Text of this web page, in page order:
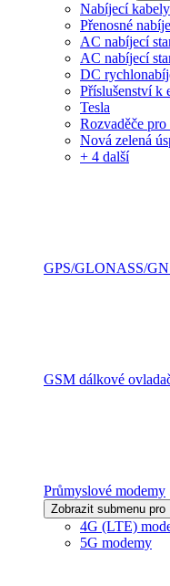
Nabíjecí
Přenosné
AC nabíjecí
AC nabíjecí
DC
Příslušenství k
Tesla
Rozvaděče
Nová zelená
+ 4 další
GPS/GLONASS/
GSM dálkové
Průmyslové modemy
Zobrazit submenu
4G (LTE)
5G modemy